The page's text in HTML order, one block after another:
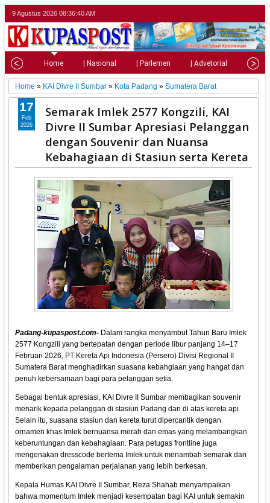
9 Agustus 2026 08:36:42 AM
Home | Nasional | Parlemen | Advetorial |
Home » KAI Divre II Sumbar » Kota Padang »Sumatera Barat
Semarak Imlek 2577 Kongzili, KAI
Divre II Sumbar Apresiasi Pelanggan
dengan Souvenir dan Nuansa
Kebahagiaan di Stasiun serta Kereta
Padang-kupaspost.com- Dalam rangka menyambut Tahun Baru Imlek
2577 Kongzili yang bertepatan dengan periode libur panjang 14–17
Februari 2026, PT Kereta Api Indonesia (Persero) Divisi Regional II
Sumatera Barat menghadirkan suasana kebahgiaan yang hangat dan
penuh kebersamaan bagi para pelanggan setia.
Sebagai bentuk apresiasi, KAI Divre II Sumbar membagikan souvenir
menarik kepada pelanggan di stasiun Padang dan di atas kereta api.
Selain itu, suasana stasiun dan kereta turut dipercantik dengan
ornamen khas Imlek bernuansa merah dan emas yang melambangkan
keberuntungan dan kebahagiaan. Para petugas frontline juga
mengenakan dresscode bertema Imlek untuk menambah semarak dan
memberikan pengalaman perjalanan yang lebih berkesan.
Kepala Humas KAI Divre II Sumbar, Reza Shahab menyampaikan
bahwa momentum Imlek menjadi kesempatan bagi KAI untuk semakin
17
Feb
2026